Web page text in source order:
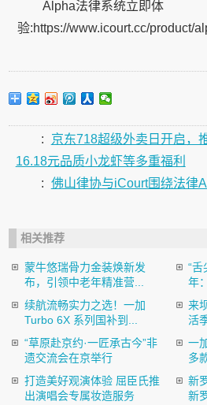
Alpha法律系统立即体
验:https://www.icourt.cc/product/
:
京东718超级外卖日开启，
16.18元品质小龙虾等多重福利
: 佛山律协与iCourt围绕法律
相关推荐
蒙牛悠瑞骨力金装焕新发
布，引领中老年精准营...
“
年
续航流畅实力之选！一加
Turbo 6X 系列国补到...
来
活
“草原赴京约·一匠承古今”非
遗交流会在京举行
一
多
打造美好观演体验 屈臣氏推
出演唱会专属妆造服务
新
新